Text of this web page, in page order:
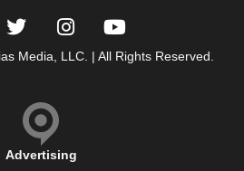
Media, LLC. | All Rights Reserved.
Advertising